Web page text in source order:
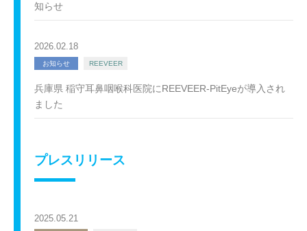
知らせ
2026.02.18
お知らせ REEVEER
兵庫県 稲守耳鼻咽喉科医院にREEVEER-PitEyeが導入され
ました
プレスリリース
2025.05.21